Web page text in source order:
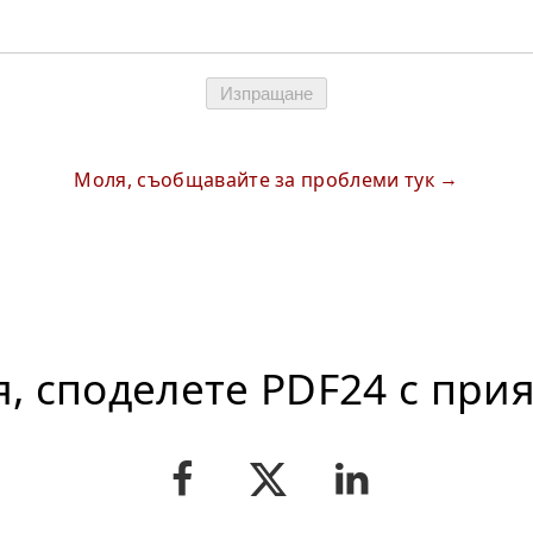
Изпращане
Моля, съобщавайте за проблеми тук
споделете PDF24 с